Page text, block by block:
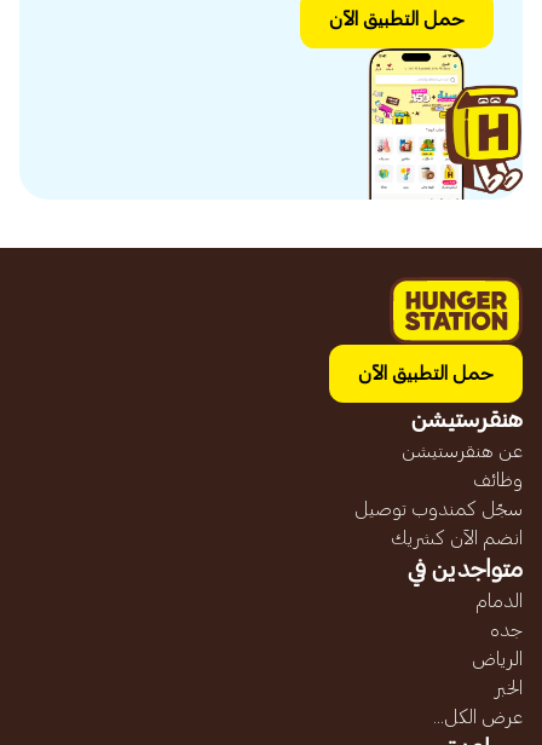
حمل التطبيق الآن
حمل التطبيق الآن
هنقرستيشن
عن هنقرستيشن
وظائف
سجّل كمندوب توصيل
انضم الآن كشريك
متواجدين في
الدمام
جده
الرياض
الخبر
عرض الكل...